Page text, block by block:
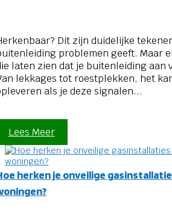
Dit zijn duidelijke
problemen geeft. Maar
laten zien dat je buitenleiding aan
lekkages tot roestplekken, het
als je deze signalen...
Lees Meer
herken je onveilige